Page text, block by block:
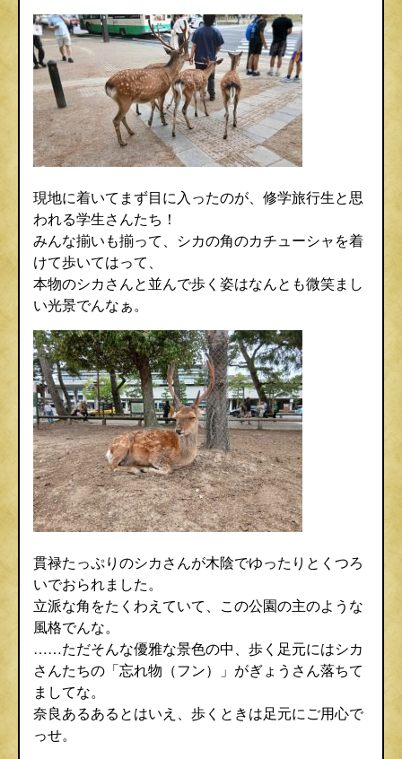
現地に着いてまず目に入ったのが、修学旅行生と思
われる学生さんたち！
みんな揃いも揃って、シカの角のカチューシャを着
けて歩いてはって、
本物のシカさんと並んで歩く姿はなんとも微笑まし
い光景でんなぁ。
貫禄たっぷりのシカさんが木陰でゆったりとくつろ
いでおられました。
立派な角をたくわえていて、この公園の主のような
風格でんな。
……ただそんな優雅な景色の中、歩く足元にはシカ
さんたちの「忘れ物（フン）」がぎょうさん落ちて
ましてな。
奈良あるあるとはいえ、歩くときは足元にご用心で
っせ。